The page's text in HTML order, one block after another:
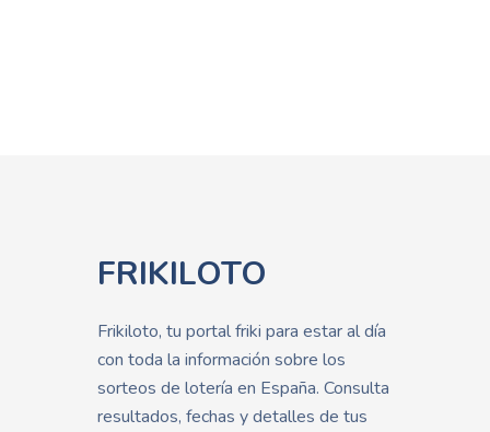
FRIKILOTO
Frikiloto, tu portal friki para estar al día
con toda la información sobre los
sorteos de lotería en España. Consulta
resultados, fechas y detalles de tus